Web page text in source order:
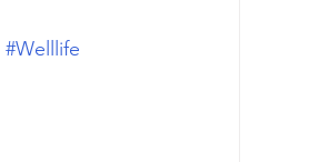
#Welllife